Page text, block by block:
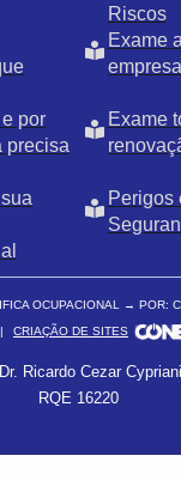
Riscos
Exame
por
precisa
Exame
Perigos
OCUPACIONAL → POR:
CRIAÇÃO DE SITES
Ricardo Cezar
RQE 16220